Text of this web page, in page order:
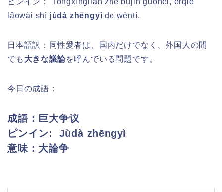
ピンイン：
Tóngxìngliàn zhě bùjǐn guónèi, érqiě
lǎowài shì jùdà zhēngyì de wèntí.
日本語訳：同性愛者は、国内だけでなく、外国人の間
でも 大きな議論を呼んでいる問題です。
今日の成語：
成語：巨大争议
ピンイン: Jùdà zhēngyì
意味：大論争